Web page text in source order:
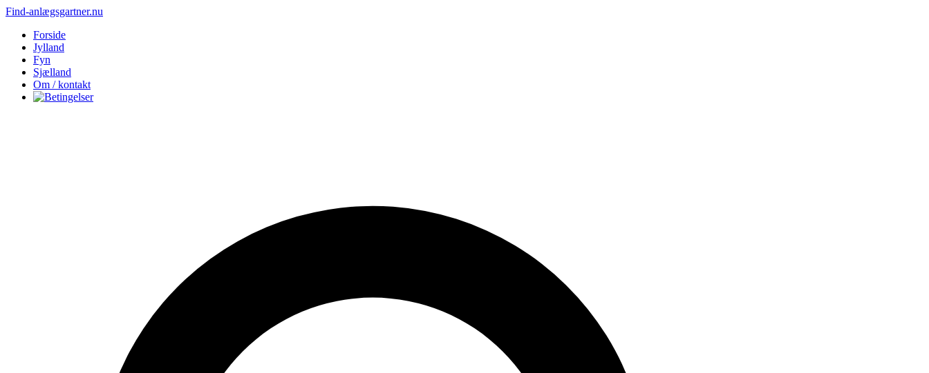
Find-anlægsgartner.nu
Forside
Jylland
Fyn
Sjælland
Om / kontakt